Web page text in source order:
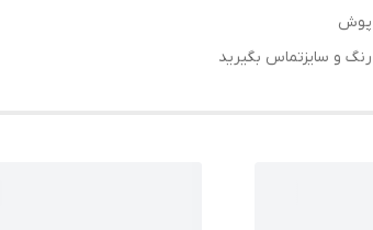
پوش
رنگ و سایزتماس بگیرید